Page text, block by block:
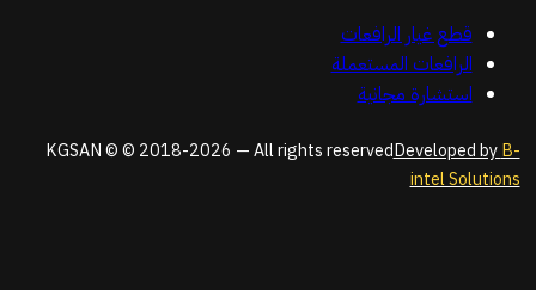
قطع غيار الرافعات
الرافعات المستعملة
استشارة مجانية
KGSAN © © 2018-2026 — All rights reservedDeveloped byB-
intel Solutions